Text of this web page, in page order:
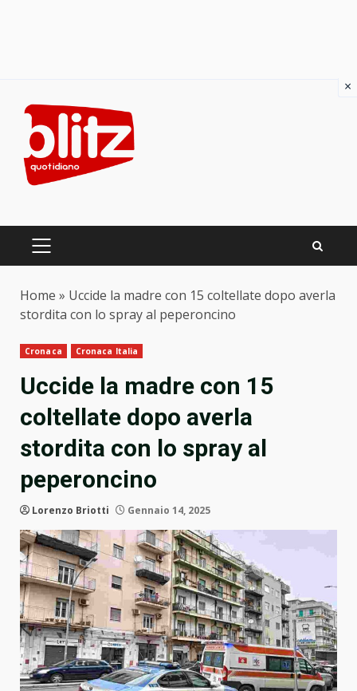
content
PRIMARY
Home » Uccide la madre con 15 coltellate dopo averla
stordita con lo spray al peperoncino
Cronaca Cronaca Italia
Uccide la madre con 15
coltellate dopo averla
stordita con lo spray al
peperoncino
Lorenzo Briotti Gennaio 14, 2025
×